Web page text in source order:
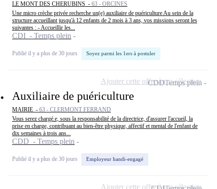
LE MONT DES CHERUBINS - 63 - ORCINES
Une micro crèche privée recherche un(e) auxiliaire de puériculture Au sein de la
structure accueillant jusqu'à 12 enfants de 2 mois à 3 ans, vos missions seront les
suivantes : - Accueillir les...
CDI - Temps plein
Publié il y a plus de 30 jours Soyez parmi les 1ers à postuler
Auxiliaire de puériculture
MAIRIE - 63 - CLERMONT FERRAND
Vous serez chargé.e, sous la responsabilité de la directrice, d'assurer l'accueil, la
prise en charge, contribuant au bien-être physique, affectif et mental de l'enfant de
dix semaines à trois ans...
CDD - Temps plein
Publié il y a plus de 30 jours Employeur handi-engagé
CDDTemps plein
Ajouter cette offre à ma sélection
Ajouter cette offre à ma sélection